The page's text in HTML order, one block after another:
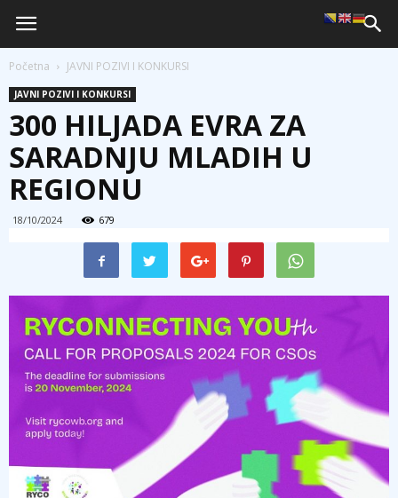
Početna JAVNI POZIVI I KONKURSI
JAVNI POZIVI I KONKURSI
300 HILJADA EVRA ZA
SARADNJU MLADIH U
REGIONU
18/10/2024 679